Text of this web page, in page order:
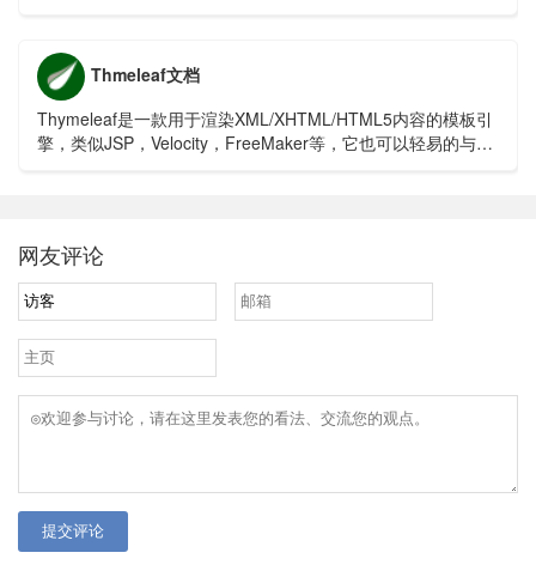
Thmeleaf文档
Thymeleaf是一款用于渲染XML/XHTML/HTML5内容的模板引
擎，类似JSP，Velocity，FreeMaker等，它也可以轻易的与
网友评论
提交评论